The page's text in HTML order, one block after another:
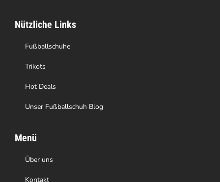
der
Produktseite
gewählt
werden
Nützliche Links
Fußballschuhe
Trikots
Hot Deals
Unser Fußballschuh Blog
Menü
Über uns
Kontakt